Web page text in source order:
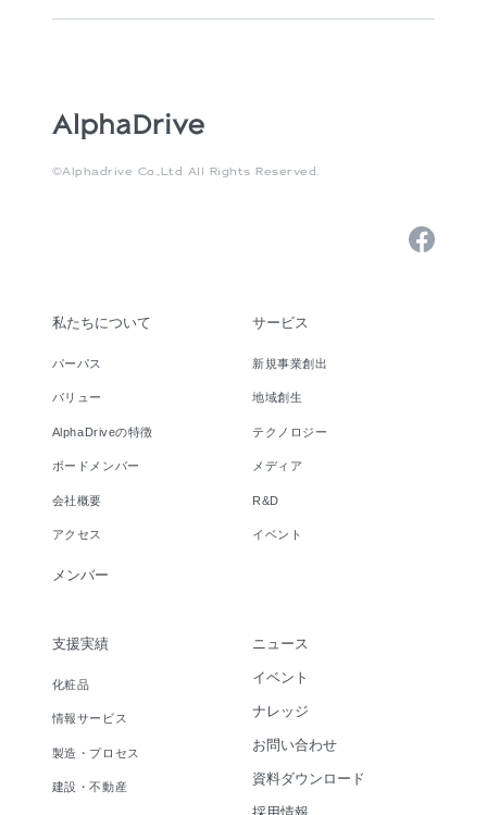
©Alphadrive Co.,Ltd All Rights Reserved.
私たちについて
パーパス
バリュー
AlphaDriveの特徴
ボードメンバー
会社概要
アクセス
メンバー
サービス
新規事業創出
地域創生
テクノロジー
メディア
R&D
イベント
支援実績
化粧品
情報サービス
製造・プロセス
建設・不動産
ニュース
イベント
ナレッジ
お問い合わせ
資料ダウンロード